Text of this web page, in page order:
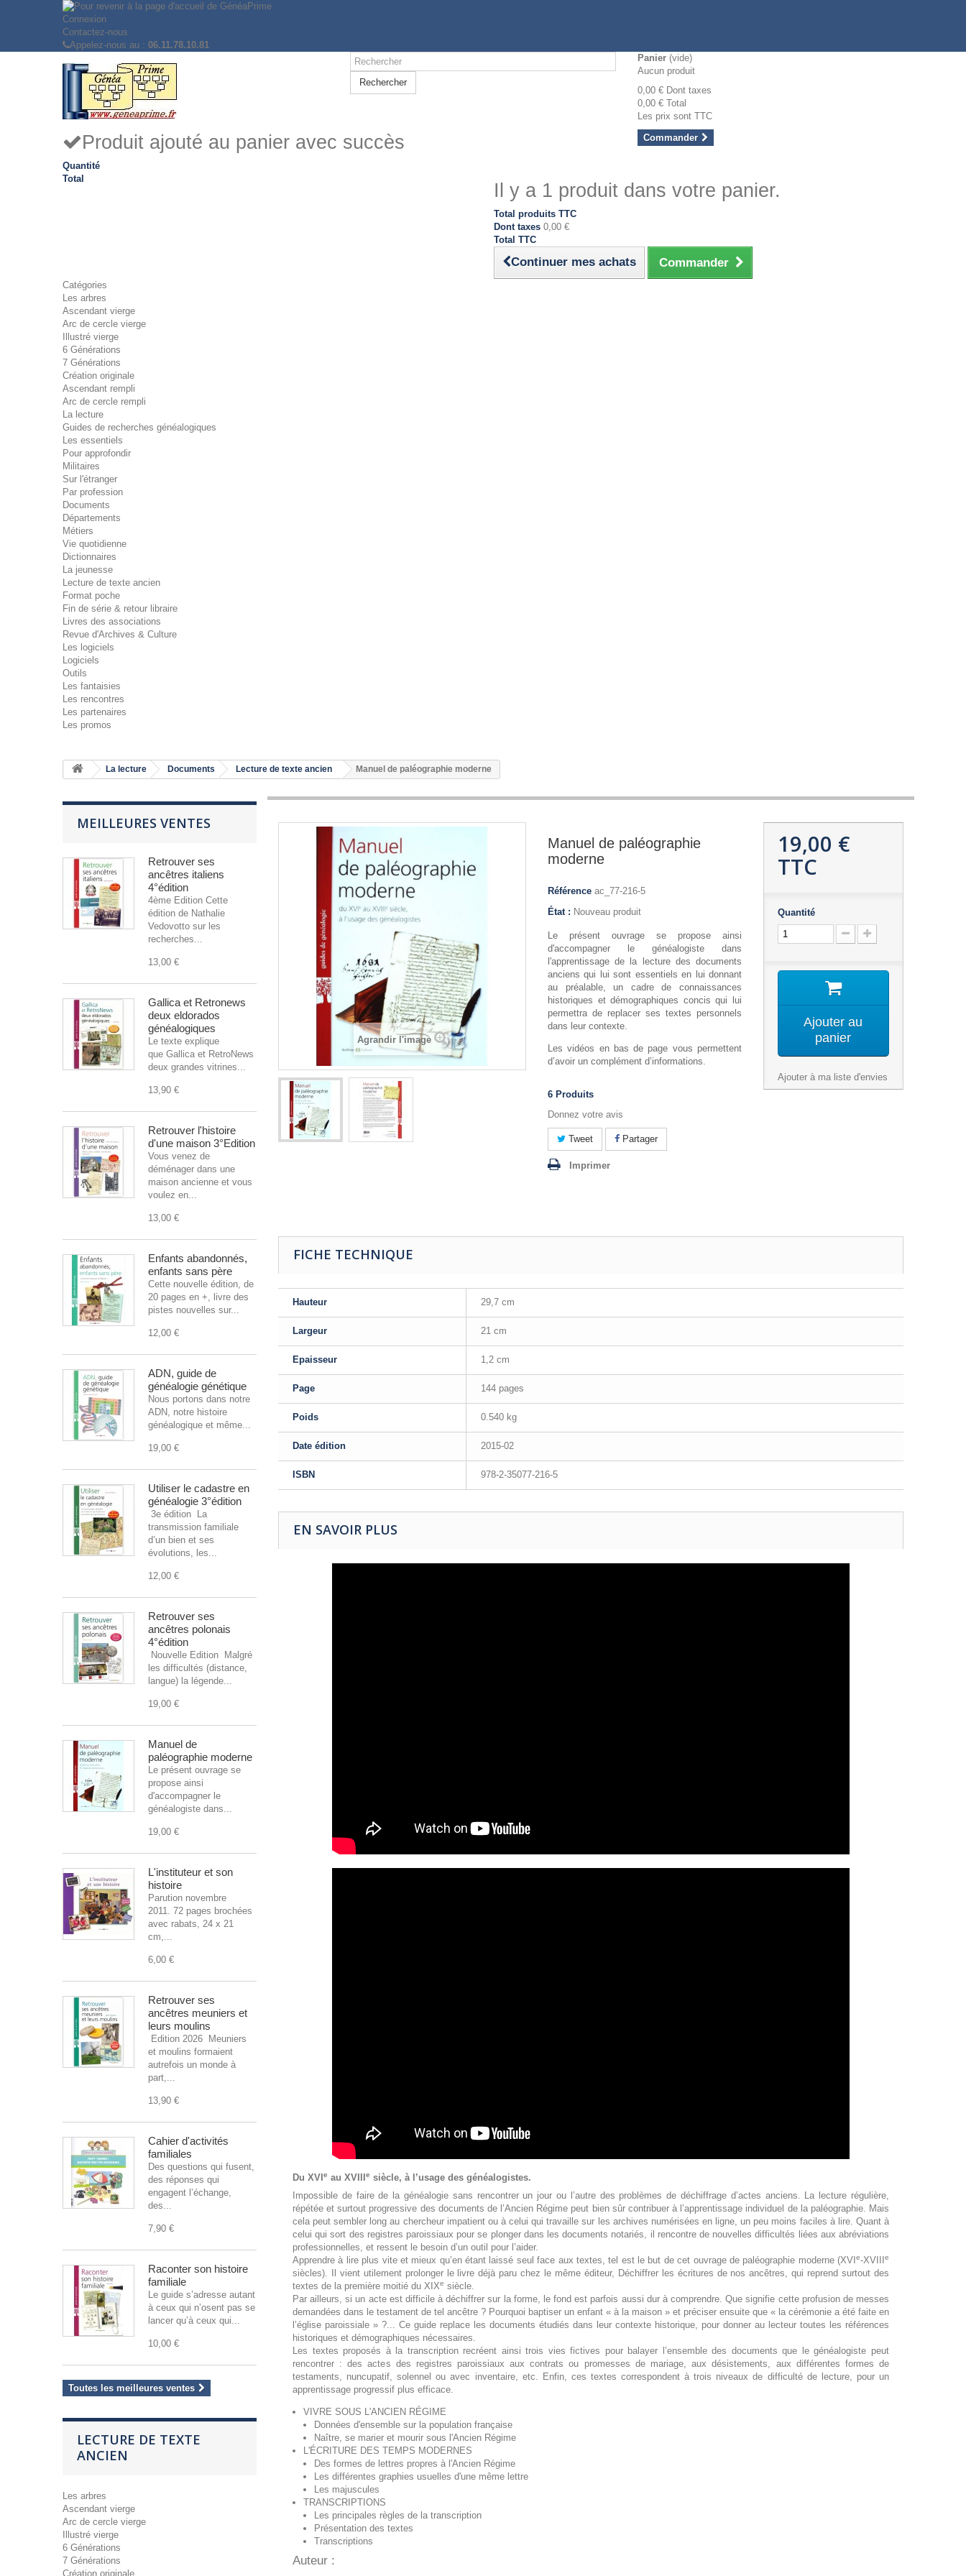
Connexion
Contactez-nous
Appelez-nous au : 06.11.78.10.81
Rechercher
Panier (vide)
Aucun produit
0,00 € Dont taxes
0,00 € Total
Les prix sont TTC
Commander
Produit ajouté au panier avec succès
Quantité
Total
Il y a 1 produit dans votre panier.
Total produits TTC
Dont taxes 0,00 €
Total TTC
Continuer mes achats Commander
Catégories
Les arbres
Ascendant vierge
Arc de cercle vierge
Illustré vierge
6 Générations
7 Générations
Création originale
Ascendant rempli
Arc de cercle rempli
La lecture
Guides de recherches généalogiques
Les essentiels
Pour approfondir
Militaires
Sur l'étranger
Par profession
Documents
Départements
Métiers
Vie quotidienne
Dictionnaires
La jeunesse
Lecture de texte ancien
Format poche
Fin de série & retour libraire
Livres des associations
Revue d'Archives & Culture
Les logiciels
Logiciels
Outils
Les fantaisies
Les rencontres
Les partenaires
Les promos
La lecture Documents Lecture de texte ancien Manuel de paléographie moderne
MEILLEURES VENTES
Retrouver ses
ancêtres italiens
4°édition
4ème Edition Cette
édition de Nathalie
Vedovotto sur les
recherches...
13,00 €
Gallica et Retronews
deux eldorados
généalogiques
Le texte explique
que Gallica et RetroNews sont
deux grandes vitrines...
13,90 €
Retrouver l'histoire
d'une maison 3°Edition
Vous venez de
déménager dans une
maison ancienne et vous
voulez en...
13,00 €
Enfants abandonnés,
enfants sans père
Cette nouvelle édition, de
20 pages en +, livre des
pistes nouvelles sur...
12,00 €
ADN, guide de
généalogie génétique
Nous portons dans notre
ADN, notre histoire
généalogique et même...
19,00 €
Utiliser le cadastre en
généalogie 3°édition
3e édition La
transmission familiale
d’un bien et ses
évolutions, les...
12,00 €
Retrouver ses
ancêtres polonais
4°édition
Nouvelle Edition Malgré
les difficultés (distance,
langue) la légende...
19,00 €
Manuel de
paléographie moderne
Le présent ouvrage se
propose ainsi
d'accompagner le
généalogiste dans...
19,00 €
L'instituteur et son
histoire
Parution novembre
2011. 72 pages brochées
avec rabats, 24 x 21
cm,...
6,00 €
Retrouver ses
ancêtres meuniers et
leurs moulins
Edition 2026 Meuniers
et moulins formaient
autrefois un monde à
part,...
13,90 €
Cahier d'activités
familiales
Des questions qui fusent,
des réponses qui
engagent l’échange,
des...
7,90 €
Raconter son histoire
familiale
Le guide s’adresse autant
à ceux qui n’osent pas se
lancer qu’à ceux qui...
10,00 €
Toutes les meilleures ventes
LECTURE DE TEXTE
ANCIEN
Les arbres
Ascendant vierge
Arc de cercle vierge
Illustré vierge
6 Générations
7 Générations
Création originale
Agrandir l'image
Manuel de paléographie
moderne
Référence ac_77-216-5
État : Nouveau produit
Le présent ouvrage se propose ainsi
d'accompagner le généalogiste dans
l'apprentissage de la lecture des documents
anciens qui lui sont essentiels en lui donnant
au préalable, un cadre de connaissances
historiques et démographiques concis qui lui
permettra de replacer ses textes personnels
dans leur contexte.
Les vidéos en bas de page vous permettent
d’avoir un complément d’informations.
6 Produits
Donnez votre avis
Tweet Partager
Imprimer
19,00 €
TTC
Quantité
Ajouter au
panier
Ajouter à ma liste d'envies
FICHE TECHNIQUE
Hauteur 29,7 cm
Largeur 21 cm
Epaisseur 1,2 cm
Page 144 pages
Poids 0.540 kg
Date édition 2015-02
ISBN 978-2-35077-216-5
EN SAVOIR PLUS
Du XVI e au XVIII e siècle, à l’usage des généalogistes.
Impossible de faire de la généalogie sans rencontrer un jour ou l’autre des problèmes de déchiffrage d’actes anciens. La lecture régulière,
répétée et surtout progressive des documents de l’Ancien Régime peut bien sûr contribuer à l’apprentissage individuel de la paléographie. Mais
cela peut sembler long au chercheur impatient ou à celui qui travaille sur les archives numérisées en ligne, un peu moins faciles à lire. Quant à
celui qui sort des registres paroissiaux pour se plonger dans les documents notariés, il rencontre de nouvelles difficultés liées aux abréviations
professionnelles, et ressent le besoin d’un outil pour l’aider.
Apprendre à lire plus vite et mieux qu’en étant laissé seul face aux textes, tel est le but de cet ouvrage de paléographie moderne (XVI e-XVIII e
siècles). Il vient utilement prolonger le livre déjà paru chez le même éditeur, Déchiffrer les écritures de nos ancêtres, qui reprend surtout des
textes de la première moitié du XIXe siècle.
Par ailleurs, si un acte est difficile à déchiffrer sur la forme, le fond est parfois aussi dur à comprendre. Que signifie cette profusion de messes
demandées dans le testament de tel ancêtre ? Pourquoi baptiser un enfant « à la maison » et préciser ensuite que « la cérémonie a été faite en
l’église paroissiale » ?... Ce guide replace les documents étudiés dans leur contexte historique, pour donner au lecteur toutes les références
historiques et démographiques nécessaires.
Les textes proposés à la transcription recréent ainsi trois vies fictives pour balayer l’ensemble des documents que le généalogiste peut
rencontrer : des actes des registres paroissiaux aux contrats ou promesses de mariage, aux désistements, aux différentes formes de
testaments, nuncupatif, solennel ou avec inventaire, etc. Enfin, ces textes correspondent à trois niveaux de difficulté de lecture, pour un
apprentissage progressif plus efficace.
VIVRE SOUS L'ANCIEN RÉGIME
Données d'ensemble sur la population française
Naître, se marier et mourir sous l'Ancien Régime
L'ÉCRITURE DES TEMPS MODERNES
Des formes de lettres propres à l'Ancien Régime
Les différentes graphies usuelles d'une même lettre
Les majuscules
TRANSCRIPTIONS
Les principales règles de la transcription
Présentation des textes
Transcriptions
Auteur :